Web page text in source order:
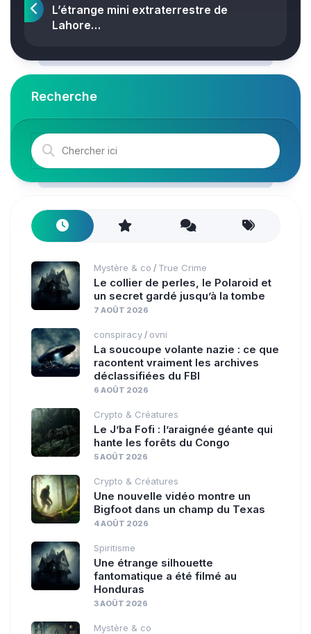
L’étrange mini extraterrestre de
Lahore…
Recherche
Mystère & co / True Crime
Le collier de perles, le Polaroid et
un secret gardé jusqu’à la tombe
7 AOÛT 2026
conspiracy / ovni
La soucoupe volante nazie : ce que
racontent vraiment les archives
déclassifiées du FBI
6 AOÛT 2026
Crypto & Créatures
Le J’ba Fofi : l’araignée géante qui
hante les forêts du Congo
5 AOÛT 2026
Crypto & Créatures
Une nouvelle vidéo montre un
Bigfoot dans un champ du Texas
4 AOÛT 2026
Spiritisme
Une étrange silhouette
fantomatique a été filmé au
Honduras
3 AOÛT 2026
Mystère & co